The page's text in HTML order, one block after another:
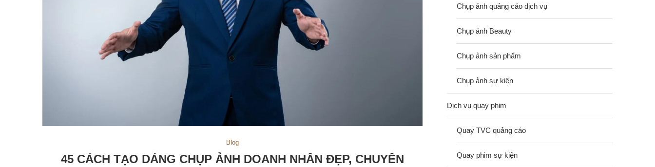
Blog
45 CÁCH TẠO DÁNG CHỤP ẢNH DOANH NHÂN ĐẸP, CHUYÊN
Chụp ảnh quảng cáo dịch vụ
Chụp ảnh Beauty
Chụp ảnh sản phẩm
Chụp ảnh sự kiện
Dịch vụ quay phim
Quay TVC quảng cáo
Quay phim sự kiện